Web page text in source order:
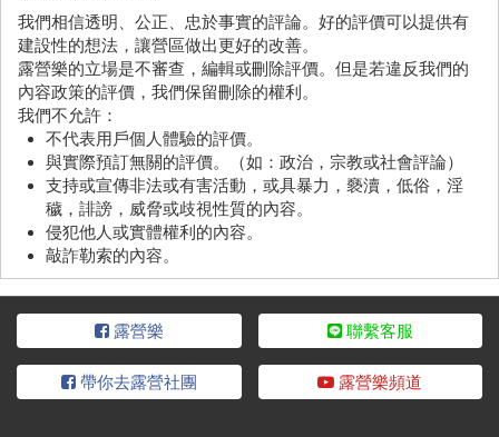
我們相信透明、公正、忠於事實的評論。好的評價可以提供有
建設性的想法，讓營區做出更好的改善。
露營樂的立場是不審查，編輯或刪除評價。但是若違反我們的
內容政策的評價，我們保留刪除的權利。
我們不允許：
不代表用戶個人體驗的評價。
與實際預訂無關的評價。（如：政治，宗教或社會評論）
支持或宣傳非法或有害活動，或具暴力，褻瀆，低俗，淫
穢，誹謗，威脅或歧視性質的內容。
侵犯他人或實體權利的內容。
敲詐勒索的內容。
露營樂 聯繫客服
帶你去露營社團 露營樂頻道